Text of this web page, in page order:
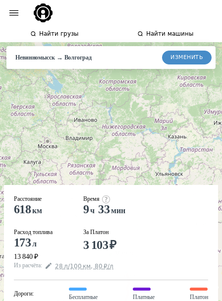
Найти грузы Найти машины
Невинномысск→ Волгоград ИЗМЕНИТЬ
Расстояние
618км
Расход топлива
173л
13 840 ₽
Время
9ч 33мин
За Платон
3 103₽
Из расчёта: 28 л/100 км, 80 ₽/л
Дороги:
Бесплатные Платные Платон